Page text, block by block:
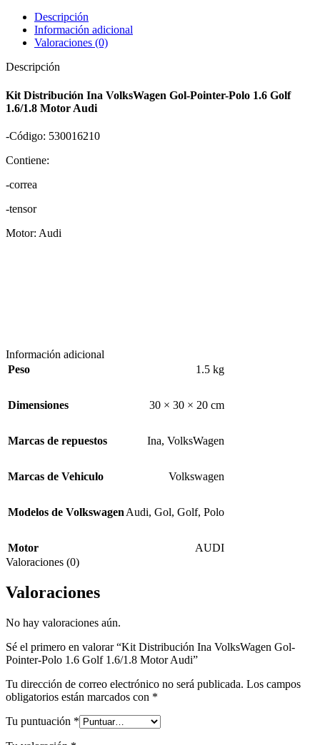
Descripción
Información adicional
Valoraciones (0)
Descripción
Kit Distribución Ina VolksWagen Gol-Pointer-Polo 1.6 Golf
1.6/1.8 Motor Audi
-Código: 530016210
Contiene:
-correa
-tensor
Motor: Audi
Información adicional
Peso
1.5 kg
Dimensiones 30 × 30 × 20 cm
Marcas de repuestos Ina, VolksWagen
Marcas de Vehiculo Volkswagen
Modelos de Volkswagen Audi, Gol, Golf, Polo
Motor
AUDI
Valoraciones (0)
Valoraciones
No hay valoraciones aún.
Sé el primero en valorar “Kit Distribución Ina VolksWagen Gol-
Pointer-Polo 1.6 Golf 1.6/1.8 Motor Audi”
Tu dirección de correo electrónico no será publicada. Los campos
obligatorios están marcados con *
Tu puntuación *